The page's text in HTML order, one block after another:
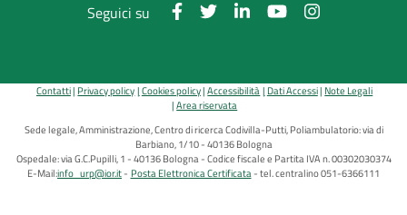
Seguici su
Contatti Privacy policy Cookies policy Accessibilità Dati Accessi Note Legali
Area riservata
Sede legale, Amministrazione, Centro di ricerca Codivilla-Putti, Poliambulatorio: via di
Barbiano, 1/10 - 40136 Bologna
Ospedale: via G.C.Pupilli, 1 - 40136 Bologna - Codice fiscale e Partita IVA n. 00302030374
E-Mail:info_urp@ior.it Posta Elettronica Certificata tel. centralino 051-6366111